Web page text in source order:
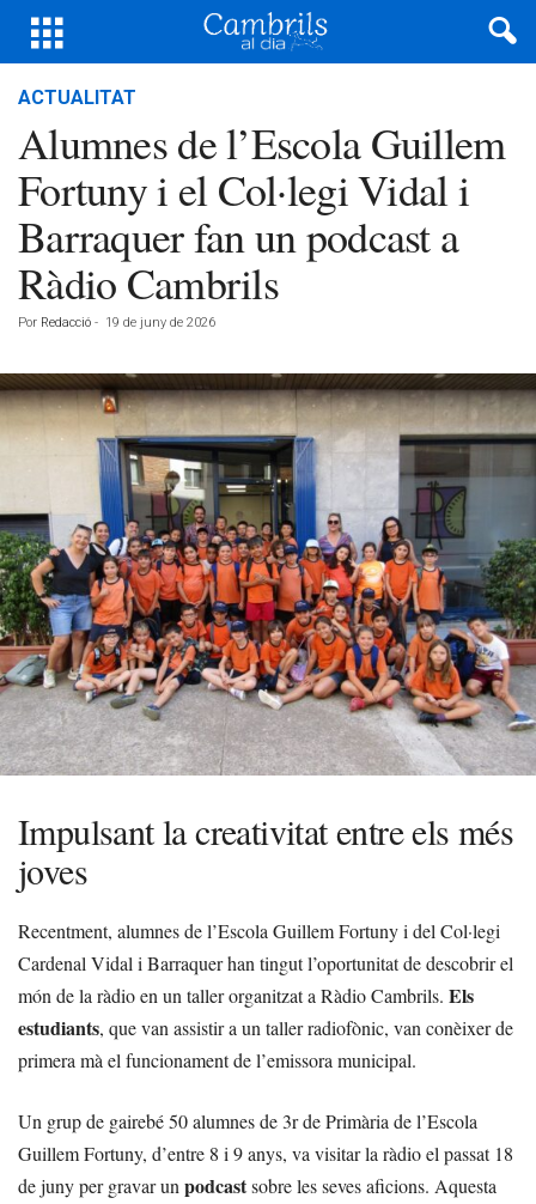
ACTUALITAT
Alumnes de l’Escola Guillem
Fortuny i el Col·legi Vidal i
Barraquer fan un podcast a
Ràdio Cambrils
Por Redacció - 19 de juny de 2026
Impulsant la creativitat entre els més
joves
Recentment, alumnes de l’Escola Guillem Fortuny i del Col·legi
Cardenal Vidal i Barraquer han tingut l’oportunitat de descobrir el
món de la ràdio en un taller organitzat a Ràdio Cambrils. Els
estudiants, que van assistir a un taller radiofònic, van conèixer de
primera mà el funcionament de l’emissora municipal.
Un grup de gairebé 50 alumnes de 3r de Primària de l’Escola
Guillem Fortuny, d’entre 8 i 9 anys, va visitar la ràdio el passat 18
de juny per gravar un podcastsobre les seves aficions. Aquesta